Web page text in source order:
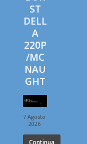
ST
DELL
A
220P
/MC
NAU
GHT
7 Agosto
2026
Continua